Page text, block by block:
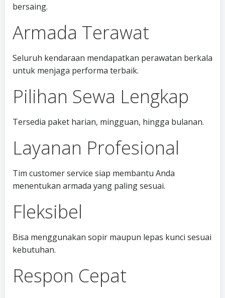
bersaing.
Armada Terawat
Seluruh kendaraan mendapatkan perawatan berkala
untuk menjaga performa terbaik.
Pilihan Sewa Lengkap
Tersedia paket harian, mingguan, hingga bulanan.
Layanan Profesional
Tim customer service siap membantu Anda
menentukan armada yang paling sesuai.
Fleksibel
Bisa menggunakan sopir maupun lepas kunci sesuai
kebutuhan.
Respon Cepat